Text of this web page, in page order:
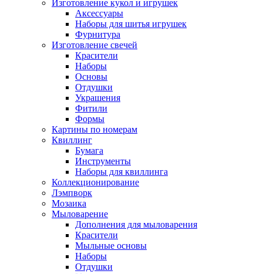
Изготовление кукол и игрушек
Аксессуары
Наборы для шитья игрушек
Фурнитура
Изготовление свечей
Красители
Наборы
Основы
Отдушки
Украшения
Фитили
Формы
Картины по номерам
Квиллинг
Бумага
Инструменты
Наборы для квиллинга
Коллекционирование
Лэмпворк
Мозаика
Мыловарение
Дополнения для мыловарения
Красители
Мыльные основы
Наборы
Отдушки